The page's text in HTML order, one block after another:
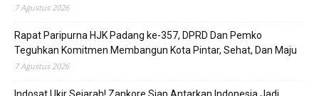
7 Agustus 2026
Rapat Paripurna HJK Padang ke-357, DPRD Dan Pemko
Teguhkan Komitmen Membangun Kota Pintar, Sehat, Dan Maju
7 Agustus 2026